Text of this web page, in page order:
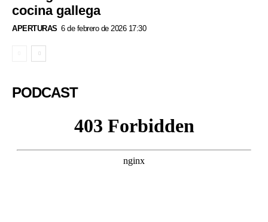
cocina gallega
APERTURAS 6 de febrero de 2026 17:30
PODCAST